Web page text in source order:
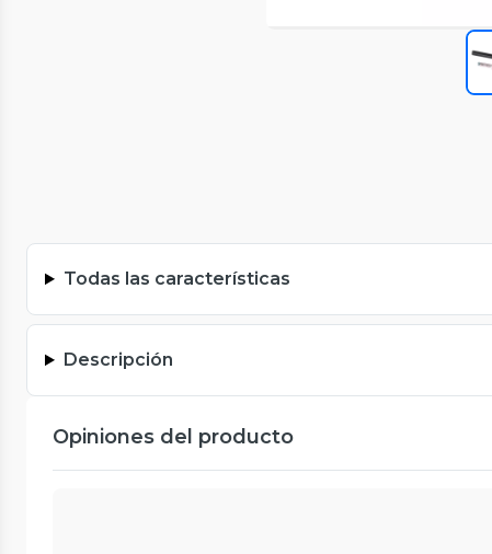
Todas las características
Descripción
Opiniones del producto